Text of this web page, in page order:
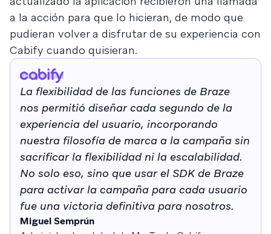
a la acción para que lo hicieran, de modo que
pudieran volver a disfrutar de su experiencia con
Cabify cuando quisieran.
La flexibilidad de las funciones de Braze
nos permitió diseñar cada segundo de la
experiencia del usuario, incorporando
nuestra filosofía de marca a la campaña sin
sacrificar la flexibilidad ni la escalabilidad.
No solo eso, sino que usar el SDK de Braze
para activar la campaña para cada usuario
fue una victoria definitiva para nosotros.
Miguel Semprún